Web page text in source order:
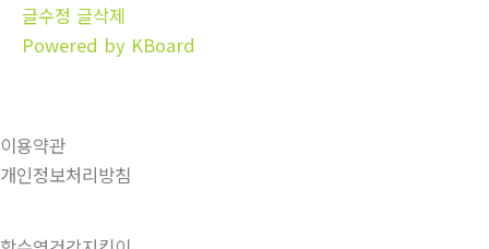
글수정 글삭제
Powered by KBoard
이용약관
개인정보처리방침